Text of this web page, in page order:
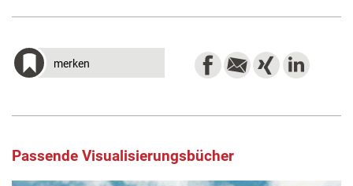
merken
Passende Visualisierungsbücher